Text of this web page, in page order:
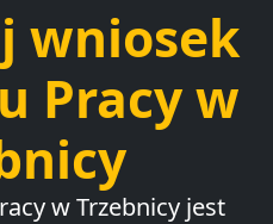
wniosek
Pracy w
w Trzebnicy jest